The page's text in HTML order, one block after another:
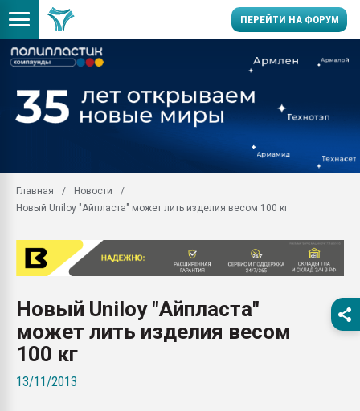
ПЕРЕЙТИ НА ФОРУМ
производство SPC
заводу пластмасс"
Подмосковье, Москва
28.07.2026
пластмасс
28.07.2026
Главная
Новости
Новый Uniloy "Айпласта" может лить изделия весом 100 кг
Новый Uniloy "Айпласта"
может лить изделия весом
100 кг
13/11/2013